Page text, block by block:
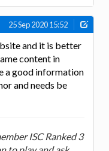
25 Sep 2020 15:52
and it is better
content in
a good information
and needs be
ISC Ranked 3